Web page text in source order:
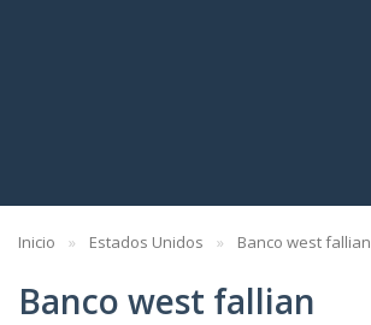
Inicio Estados Unidos Banco west fallian
Banco west fallian